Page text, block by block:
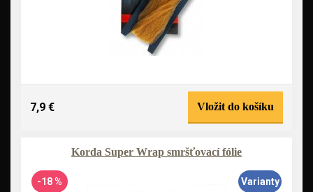
7,9 € Vložit do košíku
Korda Super Wrap smršťovací fólie
-18 % Varianty